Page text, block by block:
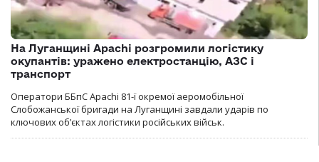
На Луганщині Apachi розгромили логістику
окупантів: уражено електростанцію, АЗС і
транспорт
Оператори ББпС Apachi 81-ї окремої аеромобільної
Слобожанської бригади на Луганщині завдали ударів по
ключових об’єктах логістики російських військ.